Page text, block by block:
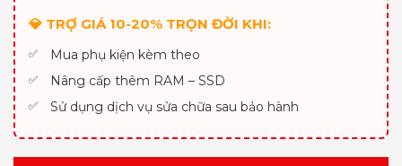
💎 TRỢ GIÁ 10-20% TRỌN ĐỜI KHI:
Mua phụ kiện kèm theo
Nâng cấp thêm RAM – SSD
Sử dụng dịch vụ sửa chữa sau bảo hành